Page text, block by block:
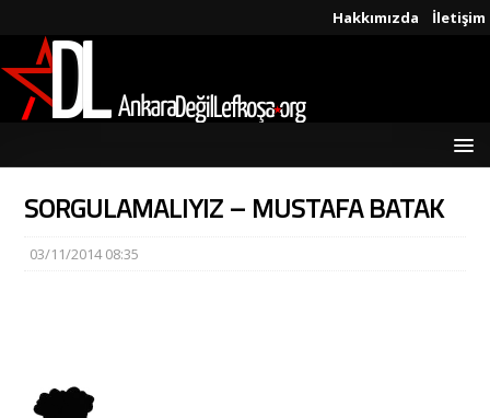
Hakkımızda İletişim
SORGULAMALIYIZ – MUSTAFA BATAK
03/11/2014 08:35